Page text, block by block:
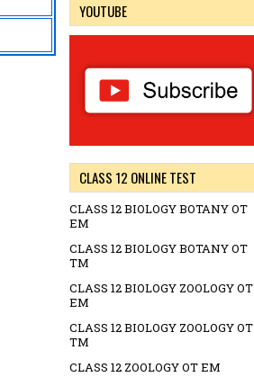
YOUTUBE
CLASS 12 ONLINE TEST
CLASS 12 BIOLOGY BOTANY OT
EM
CLASS 12 BIOLOGY BOTANY OT
TM
CLASS 12 BIOLOGY ZOOLOGY OT
EM
CLASS 12 BIOLOGY ZOOLOGY OT
TM
CLASS 12 ZOOLOGY OT EM